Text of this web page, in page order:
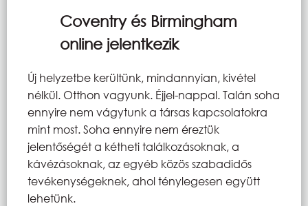
Coventry és Birmingham
online jelentkezik
Új helyzetbe kerültünk, mindannyian, kivétel
nélkül. Otthon vagyunk. Éjjel-nappal. Talán soha
ennyire nem vágytunk a társas kapcsolatokra
mint most. Soha ennyire nem éreztük
jelentőségét a kétheti találkozásoknak, a
kávézásoknak, az egyéb közös szabadidős
tevékenységeknek, ahol ténylegesen együtt
lehetünk.